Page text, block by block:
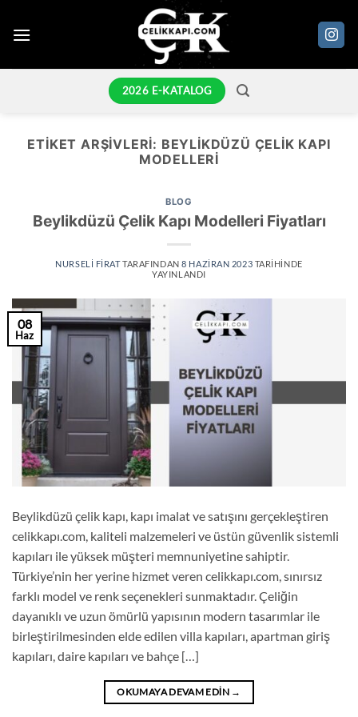
atla
2026 E-KATALOG
ETIKET ARŞIVLERI: BEYLIKDÜZÜ ÇELIK KAPI
MODELLERI
BLOG
Beylikdüzü Çelik Kapı Modelleri Fiyatları
NURSELI FIRATTARAFINDAN 8 HAZIRAN 2023 TARIHINDE
YAYINLANDI
08
Haz
Beylikdüzü çelik kapı, kapı imalat ve satışını gerçekleştiren
celikkapı.com, kaliteli malzemeleri ve üstün güvenlik sistemli
kapıları ile yüksek müşteri memnuniyetine sahiptir.
Türkiye’nin her yerine hizmet veren celikkapı.com, sınırsız
farklı model ve renk seçenekleri sunmaktadır. Çeliğin
dayanıklı ve uzun ömürlü yapısının modern tasarımlar ile
birleştirilmesinden elde edilen villa kapıları, apartman giriş
kapıları, daire kapıları ve bahçe […]
OKUMAYA DEVAM EDIN →